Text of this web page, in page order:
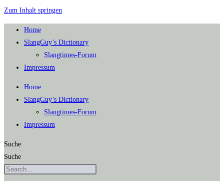
Zum Inhalt springen
Home
SlangGuy’s Dic­tion­a­ry
Slang­times-Forum
Impres­sum
Home
SlangGuy’s Dic­tion­a­ry
Slang­times-Forum
Impres­sum
Suche
Suche